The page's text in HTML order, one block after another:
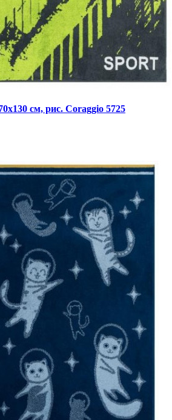
см, рис. Coraggio 5725